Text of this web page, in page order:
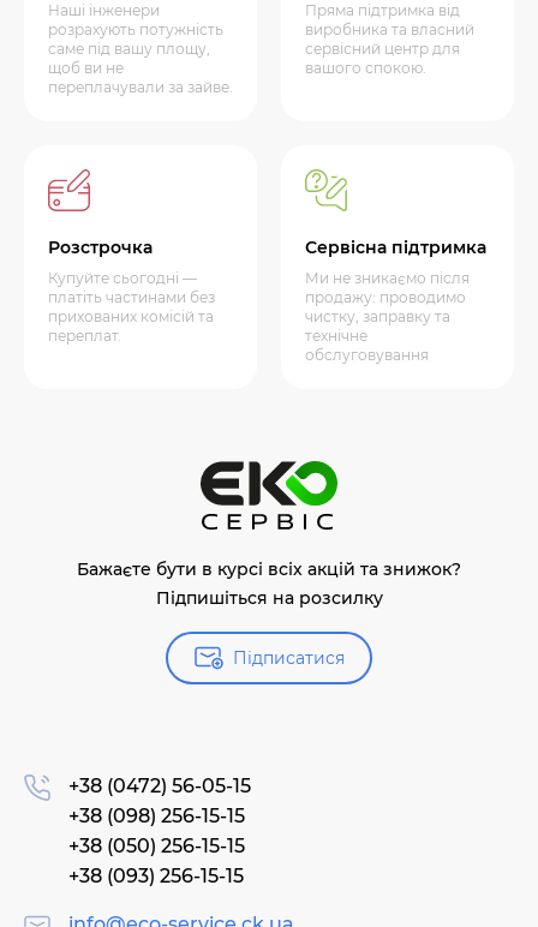
Наші інженери
розрахують потужність
саме під вашу площу,
щоб ви не
переплачували за зайве.
Пряма підтримка від
виробника та власний
сервісний центр для
вашого спокою.
Розстрочка
Купуйте сьогодні —
платіть частинами без
прихованих комісій та
переплат.
Сервісна підтримка
Ми не зникаємо після
продажу: проводимо
чистку, заправку та
технічне
обслуговування
Бажаєте бути в курсі всіх акцій та знижок?
Підпишіться на розсилку
Підписатися
+38 (0472) 56-05-15
+38 (098) 256-15-15
+38 (050) 256-15-15
+38 (093) 256-15-15